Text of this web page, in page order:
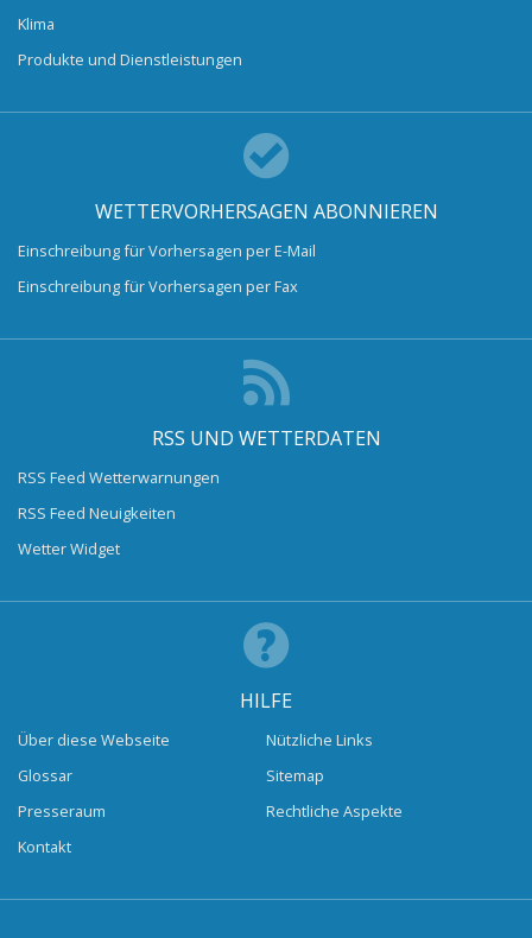
Klima
Produkte und Dienstleistungen
WETTERVORHERSAGEN ABONNIEREN
Einschreibung für Vorhersagen per E-Mail
Einschreibung für Vorhersagen per Fax
RSS UND WETTERDATEN
RSS Feed Wetterwarnungen
RSS Feed Neuigkeiten
Wetter Widget
HILFE
Über diese Webseite
Glossar
Presseraum
Kontakt
Nützliche Links
Sitemap
Rechtliche Aspekte